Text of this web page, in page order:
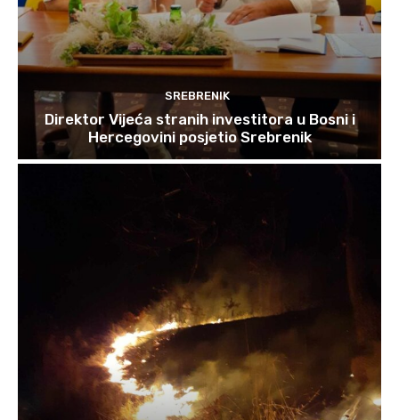
SREBRENIK
Direktor Vijeća stranih investitora u Bosni i
Hercegovini posjetio Srebrenik